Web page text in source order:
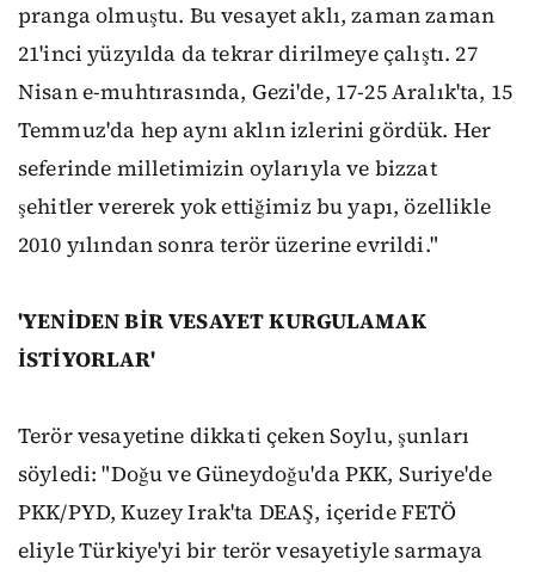
pranga olmuştu. Bu vesayet aklı, zaman zaman
21'inci yüzyılda da tekrar dirilmeye çalıştı. 27
Nisan e-muhtırasında, Gezi'de, 17-25 Aralık'ta, 15
Temmuz'da hep aynı aklın izlerini gördük. Her
seferinde milletimizin oylarıyla ve bizzat
şehitler vererek yok ettiğimiz bu yapı, özellikle
2010 yılından sonra terör üzerine evrildi."
'YENİDEN BİR VESAYET KURGULAMAK
İSTİYORLAR'
Terör vesayetine dikkati çeken Soylu, şunları
söyledi: "Doğu ve Güneydoğu'da PKK, Suriye'de
PKK/PYD, Kuzey Irak'ta DEAŞ, içeride FETÖ
eliyle Türkiye'yi bir terör vesayetiyle sarmaya